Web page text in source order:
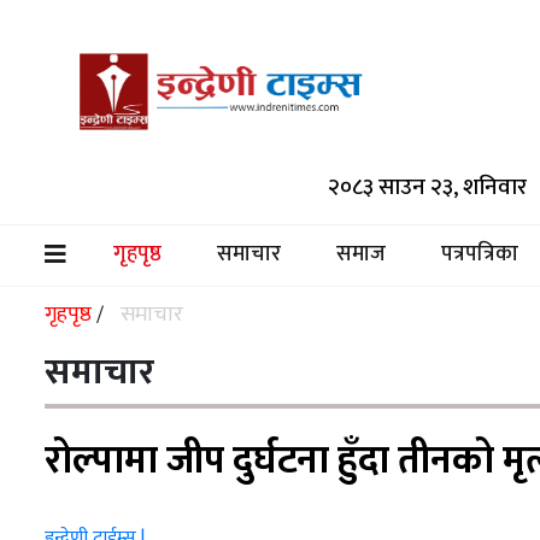
२०८३ साउन २३, शनिवार
गृहपृष्ठ
(current) समाचार समाज पत्रपत्रिका
पत्रपत्रिका
मनोरञ्जन
विश्व
स्वास्थ्य
अर्थ/
गृहपृष्ठ/ समाचार
समाचार
रोल्पामा जीप दुर्घटना हुँदा तीनको